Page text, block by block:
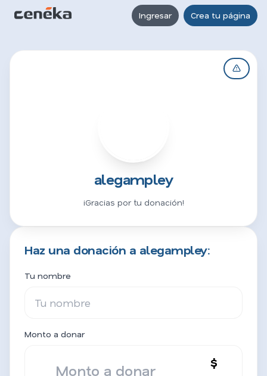
Ingresar Crea tu página
alegampley
¡Gracias por tu donación!
Haz una donación a alegampley:
Tu nombre
Monto a donar
$